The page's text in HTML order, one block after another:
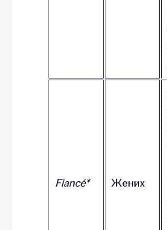
Fiancé* Жених